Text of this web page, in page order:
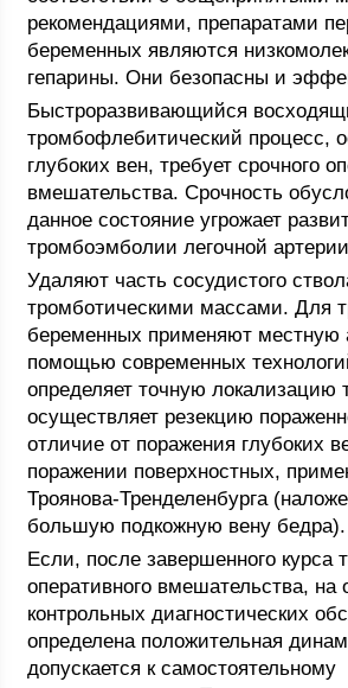
рекомендациями, препаратами
беременных являются
гепарины. Они безопасны и
Быстроразвивающийся
тромбофлебитический процесс,
глубоких вен, требует срочного
вмешательства. Срочность
данное состояние угрожает
тромбоэмболии легочной
Удаляют часть сосудистого
тромботическими массами. Для
беременных применяют местную
помощью современных
определяет точную локализацию
осуществляет резекцию
отличие от поражения глубоких
поражении поверхностных,
Троянова-Тренделенбурга
большую подкожную вену бедра).
Если, после завершенного курса
оперативного вмешательства, на
контрольных диагностических
определена положительная
допускается к самостоятельному